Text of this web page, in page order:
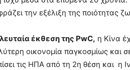
την εξέλιξη της ποιότητας
έκθεση της PwC, η Κίνα
οικονομία παγκοσμίως και
τις ΗΠΑ από τη 2η θέση και